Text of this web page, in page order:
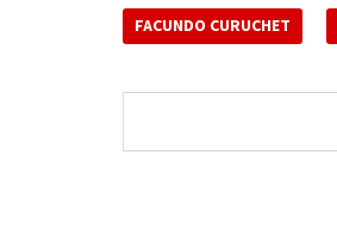
FACUNDO CURUCHET